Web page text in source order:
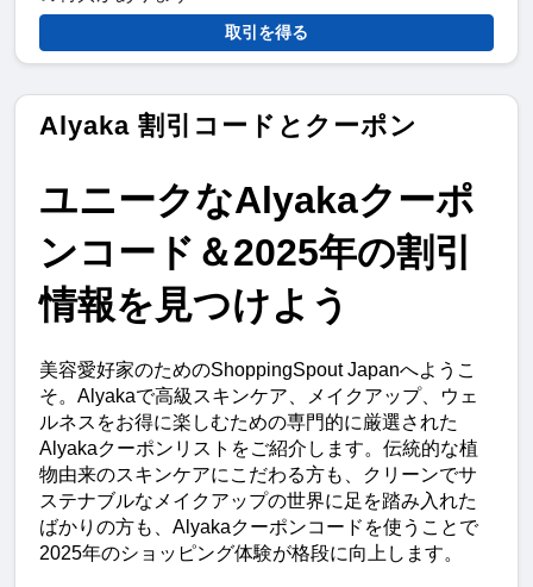
取引を得る
Alyaka 割引コードとクーポン
ユニークなAlyakaクーポ
ンコード＆2025年の割引
情報を見つけよう
美容愛好家のためのShoppingSpout Japanへようこ
そ。Alyakaで高級スキンケア、メイクアップ、ウェ
ルネスをお得に楽しむための専門的に厳選された
Alyakaクーポンリストをご紹介します。伝統的な植
物由来のスキンケアにこだわる方も、クリーンでサ
ステナブルなメイクアップの世界に足を踏み入れた
ばかりの方も、Alyakaクーポンコードを使うことで
2025年のショッピング体験が格段に向上します。